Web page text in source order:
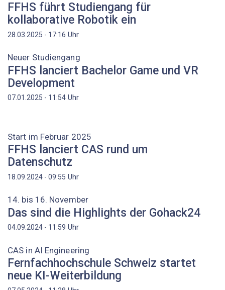
FFHS führt Studiengang für
kollaborative Robotik ein
28.03.2025 - 17:16 Uhr
Neuer Studiengang
FFHS lanciert Bachelor Game und VR
Development
07.01.2025 - 11:54 Uhr
Start im Februar 2025
FFHS lanciert CAS rund um
Datenschutz
18.09.2024 - 09:55 Uhr
14. bis 16. November
Das sind die Highlights der Gohack24
04.09.2024 - 11:59 Uhr
CAS in AI Engineering
Fernfachhochschule Schweiz startet
neue KI-Weiterbildung